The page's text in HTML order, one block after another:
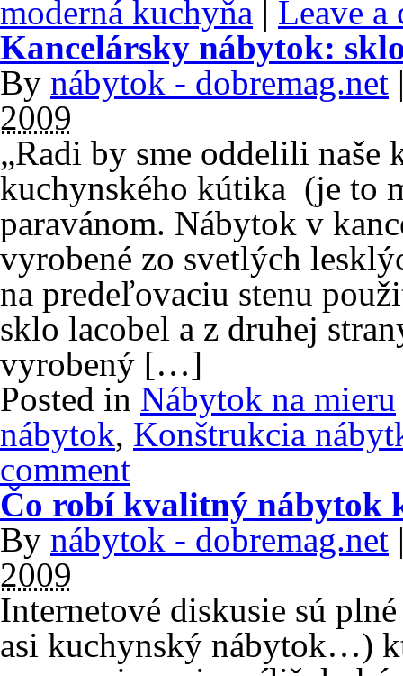
moderná kuchyňa | Leave a
Kancelársky nábytok:
By nábytok - dobremag.net
2009
„Radi by sme oddelili naše
kuchynského kútika (je to
paravánom. Nábytok v
vyrobené zo svetlých
na predeľovaciu stenu
sklo lacobel a z druhej
vyrobený […]
Posted in Nábytok na mieru
nábytok, Konštrukcia
comment
Čo robí kvalitný nábytok
By nábytok - dobremag.net
2009
Internetové diskusie sú
asi kuchynský nábytok…)